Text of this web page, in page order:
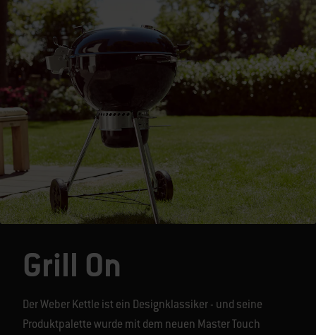
Grill On
Der Weber Kettle ist ein Designklassiker - und seine
Produktpalette wurde mit dem neuen Master Touch